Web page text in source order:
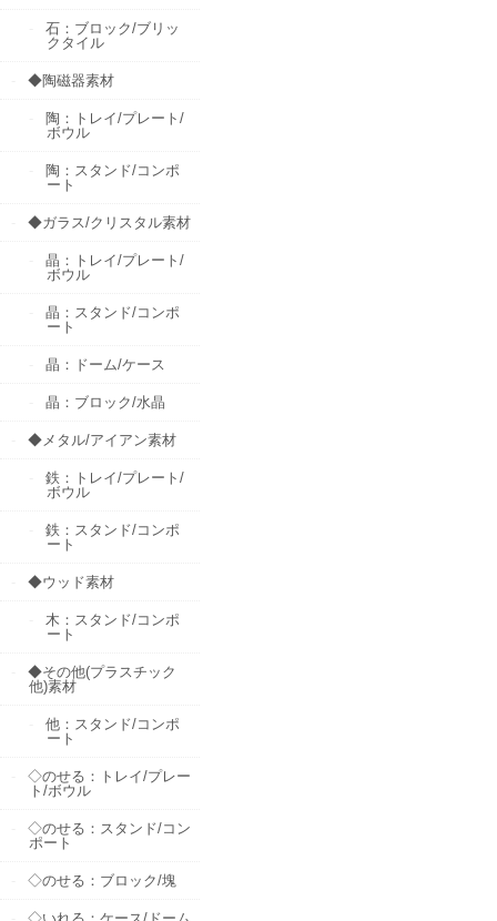
石：ブロック/ブリッ
クタイル
◆陶磁器素材
陶：トレイ/プレート/
ボウル
陶：スタンド/コンポ
ート
◆ガラス/クリスタル素材
晶：トレイ/プレート/
ボウル
晶：スタンド/コンポ
ート
晶：ドーム/ケース
晶：ブロック/水晶
◆メタル/アイアン素材
鉄：トレイ/プレート/
ボウル
鉄：スタンド/コンポ
ート
◆ウッド素材
木：スタンド/コンポ
ート
◆その他(プラスチック
他)素材
他：スタンド/コンポ
ート
◇のせる：トレイ/プレー
ト/ボウル
◇のせる：スタンド/コン
ポート
◇のせる：ブロック/塊